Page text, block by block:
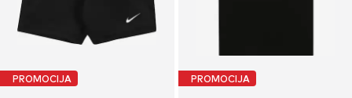
PROMOCIJA PROMOCIJA